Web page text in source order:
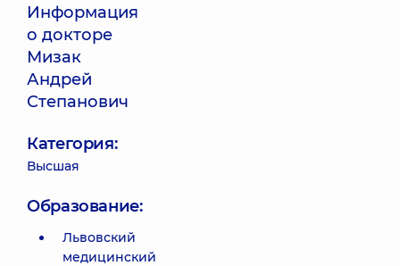
Информация
о докторе
Мизак
Андрей
Степанович
Категория:
Высшая
Образование:
Львовский
медицинский